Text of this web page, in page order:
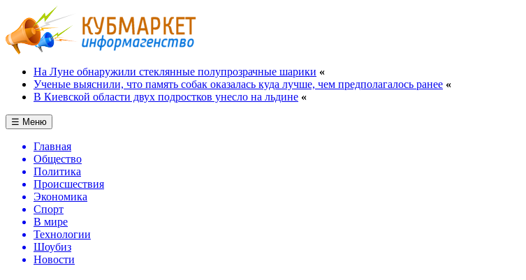
На Луне обнаружили стеклянные полупрозрачные шарики «
Ученые выяснили, что память собак оказалась куда лучше, чем предполагалось ранее «
В Киевской области двух подростков унесло на льдине «
☰ Меню
Главная
Общество
Политика
Происшествия
Экономика
Спорт
В мире
Технологии
Шоубиз
Новости